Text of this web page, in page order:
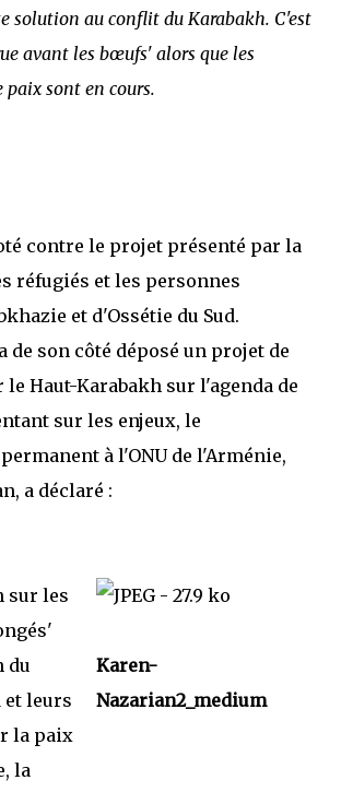
solution au conflit du Karabakh. C'est
avant les bœufs' alors que les
sont en cours.
contre le projet présenté par la
réfugiés et les personnes
et d'Ossétie du Sud.
de son côté déposé un projet de
Haut-Karabakh sur l'agenda de
sur les enjeux, le
à l'ONU de l'Arménie,
a déclaré :
Karen-
Nazarian2_medium
sur les
du
et leurs
la paix
la